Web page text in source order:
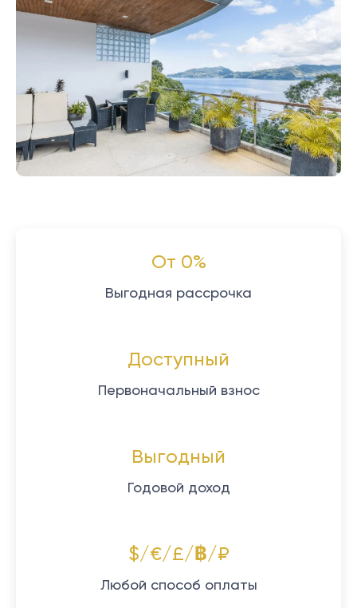
От 0%
Выгодная рассрочка
Доступный
Первоначальный взнос
Выгодный
Годовой доход
$/€/£/฿/₽
Любой способ оплаты